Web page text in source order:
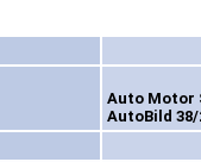
Auto Motor
AutoBild 38/